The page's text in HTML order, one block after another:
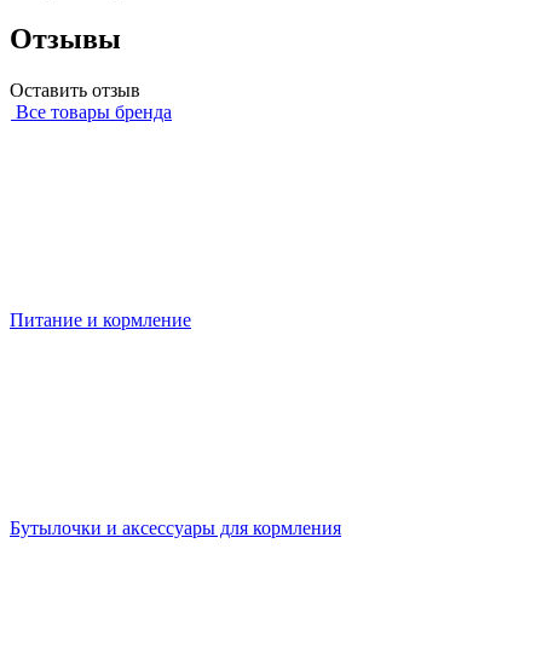
Отзывы
Оставить отзыв
Все товары бренда
Питание и кормление
Бутылочки и аксессуары для кормления